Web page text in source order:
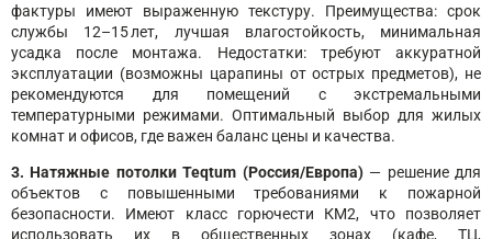
фактуры имеют выраженную текстуру. Преимущества: срок
службы 12–15 лет, лучшая влагостойкость, минимальная
усадка после монтажа. Недостатки: требуют аккуратной
эксплуатации (возможны царапины от острых предметов), не
рекомендуются для помещений с экстремальными
температурными режимами. Оптимальный выбор для жилых
комнат и офисов, где важен баланс цены и качества.
3. Натяжные потолки Teqtum (Россия/Европа)— решение для
объектов с повышенными требованиями к пожарной
безопасности. Имеют класс горючести КМ2, что позволяет
использовать их в общественных зонах (кафе, ТЦ,